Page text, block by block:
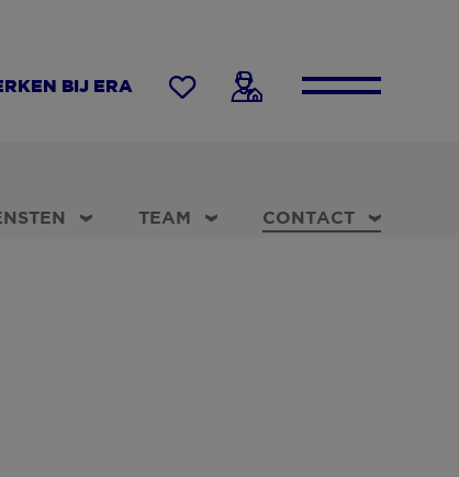
BIJ ERA
TEAM CONTACT